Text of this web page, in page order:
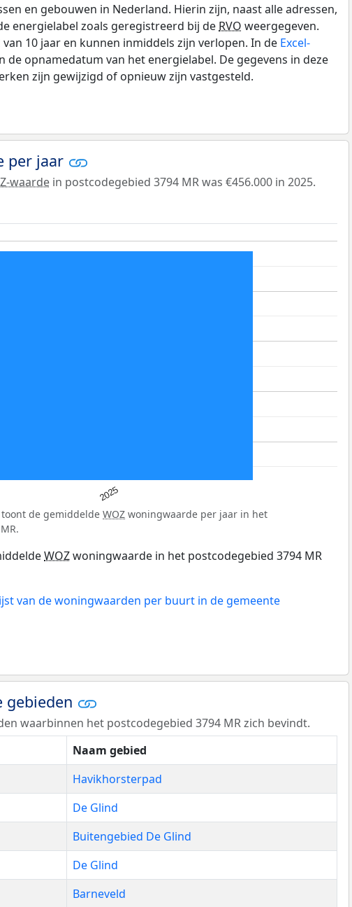
en gebouwen in Nederland. Hierin zijn, naast alle adressen,
energielabel zoals geregistreerd bij de RVO weergegeven.
10 jaar en kunnen inmiddels zijn verlopen. In de Excel-
opnamedatum van het energielabel. De gegevens in deze
zijn gewijzigd of opnieuw zijn vastgesteld.
per jaar
waarde in postcodegebied 3794 MR was €456.000 in 2025.
2025
de gemiddelde WOZ woningwaarde per jaar in het
WOZwoningwaarde in het postcodegebied 3794 MR
van de woningwaarden per buurt in de gemeente
gebieden
waarbinnen het postcodegebied 3794 MR zich bevindt.
Naam gebied
Havikhorsterpad
De Glind
Buitengebied De Glind
De Glind
Barneveld